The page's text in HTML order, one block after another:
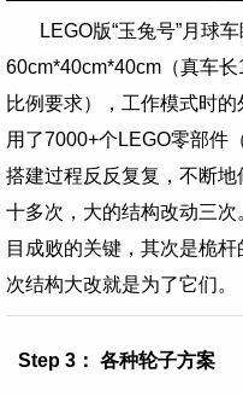
LEGO版“玉兔号”月球
60cm*40cm*40cm（真车长
比例要求），工作模式时
用了7000+个LEGO零部件
搭建过程反反复复，不断
十多次，大的结构改动三
目成败的关键，其次是桅
次结构大改就是为了它们。
Step 3： 各种轮子方案